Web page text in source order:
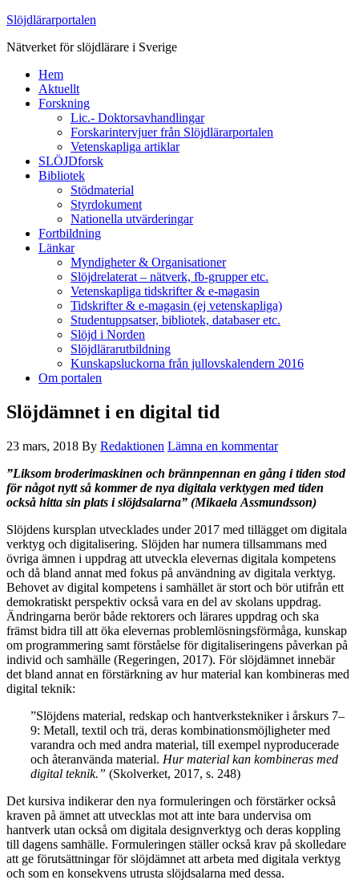
Slöjdlärarportalen
Nätverket för slöjdlärare i Sverige
Hem
Aktuellt
Forskning
Lic.- Doktorsavhandlingar
Forskarintervjuer från Slöjdlärarportalen
Vetenskapliga artiklar
SLÖJDforsk
Bibliotek
Stödmaterial
Styrdokument
Nationella utvärderingar
Fortbildning
Länkar
Myndigheter & Organisationer
Slöjdrelaterat – nätverk, fb-grupper etc.
Vetenskapliga tidskrifter & e-magasin
Tidskrifter & e-magasin (ej vetenskapliga)
Studentuppsatser, bibliotek, databaser etc.
Slöjd i Norden
Slöjdlärarutbildning
Kunskapsluckorna från jullovskalendern 2016
Om portalen
Slöjdämnet i en digital tid
23 mars, 2018 By Redaktionen Lämna en kommentar
”Liksom broderimaskinen och brännpennan en gång i tiden stod
för något nytt så kommer de nya digitala verktygen med tiden
också hitta sin plats i slöjdsalarna” (Mikaela Assmundsson)
Slöjdens kursplan utvecklades under 2017 med tillägget om digitala
verktyg och digitalisering. Slöjden har numera tillsammans med
övriga ämnen i uppdrag att utveckla elevernas digitala kompetens
och då bland annat med fokus på användning av digitala verktyg.
Behovet av digital kompetens i samhället är stort och bör utifrån ett
demokratiskt perspektiv också vara en del av skolans uppdrag.
Ändringarna berör både rektorers och lärares uppdrag och ska
främst bidra till att öka elevernas problemlösningsförmåga, kunskap
om programmering samt förståelse för digitaliseringens påverkan på
individ och samhälle (Regeringen, 2017). För slöjdämnet innebär
det bland annat en förstärkning av hur material kan kombineras med
digital teknik:
”Slöjdens material, redskap och hantverkstekniker i årskurs 7–
9: Metall, textil och trä, deras kombinationsmöjligheter med
varandra och med andra material, till exempel nyproducerade
och återanvända material. Hur material kan kombineras med
digital teknik.” (Skolverket, 2017, s. 248)
Det kursiva indikerar den nya formuleringen och förstärker också
kraven på ämnet att utvecklas mot att inte bara undervisa om
hantverk utan också om digitala designverktyg och deras koppling
till dagens samhälle. Formuleringen ställer också krav på skolledare
att ge förutsättningar för slöjdämnet att arbeta med digitala verktyg
och som en konsekvens utrusta slöjdsalarna med dessa.